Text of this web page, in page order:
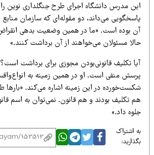
مدرس دانشگاه اجرای طرح جنگلداری نوین را
می‌داند، دو مقوله‌ای که سازمان منابع
بوده است. «ما در همین وضعیت بدهی انقراض به
مسئولان می‌خواهند از آن برداشت کنند.»
تکلیف قانونی‌بودن مجوزی برای برداشت است؟
منفی است. او در همین زمینه به انواع‌واقسام
در این زمینه اشاره می‌کند. «بارها
تکلیف بودند و هم قانون. نمی‌توان به اسم قانون
داد.»
اشتراک